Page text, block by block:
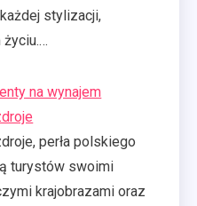
stylizacji,
na wynajem
perła polskiego
turystów swoimi
krajobrazami oraz